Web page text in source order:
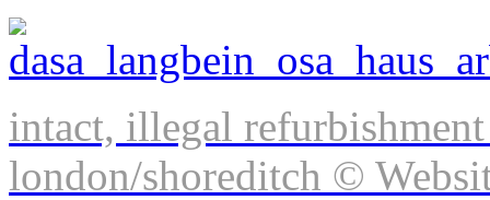
intact, illegal
london/shoreditch ©